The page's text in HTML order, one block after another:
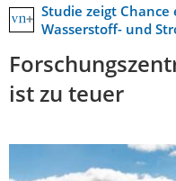
Studie zeigt
Wasserstoff- und
ist zu teuer